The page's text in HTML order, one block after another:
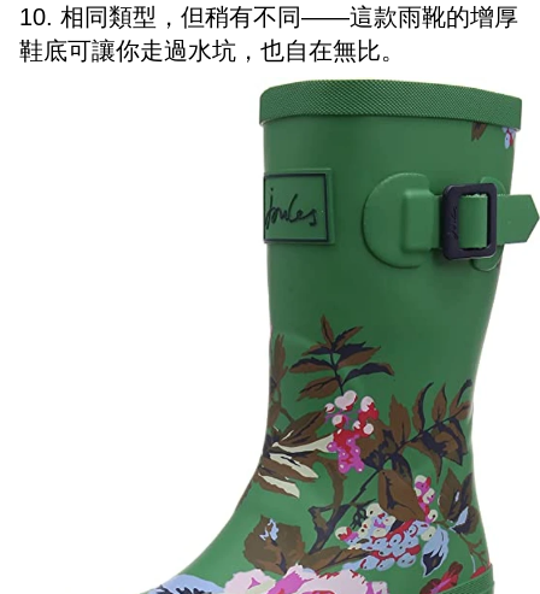
10. 相同類型，但稍有不同——這款雨靴的增厚
鞋底可讓你走過水坑，也自在無比。